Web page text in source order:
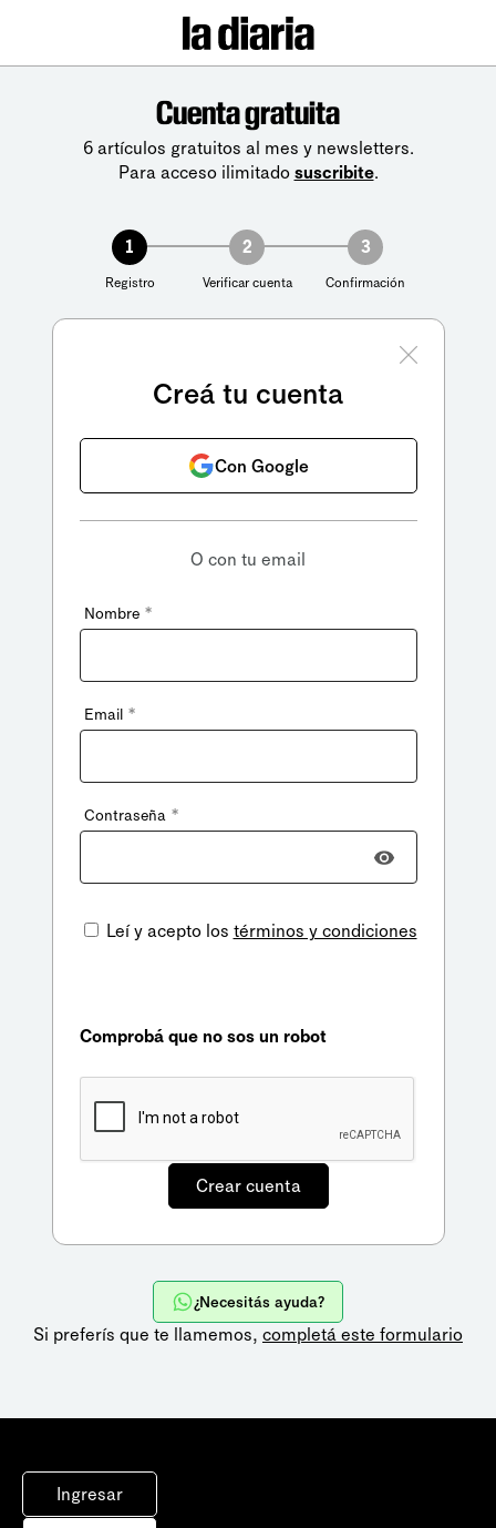
Cuenta gratuita
6 artículos gratuitos al mes y newsletters.
Para acceso ilimitado suscribite.
1
Registro
2
Verificar cuenta
3
Confirmación
Creá tu cuenta
Con Google
O con tu email
Nombre *
Email *
Contraseña *
Leí y acepto los términos y condiciones
Comprobá que no sos un robot
¿Necesitás ayuda?
Si preferís que te llamemos, completá este formulario
Ingresar